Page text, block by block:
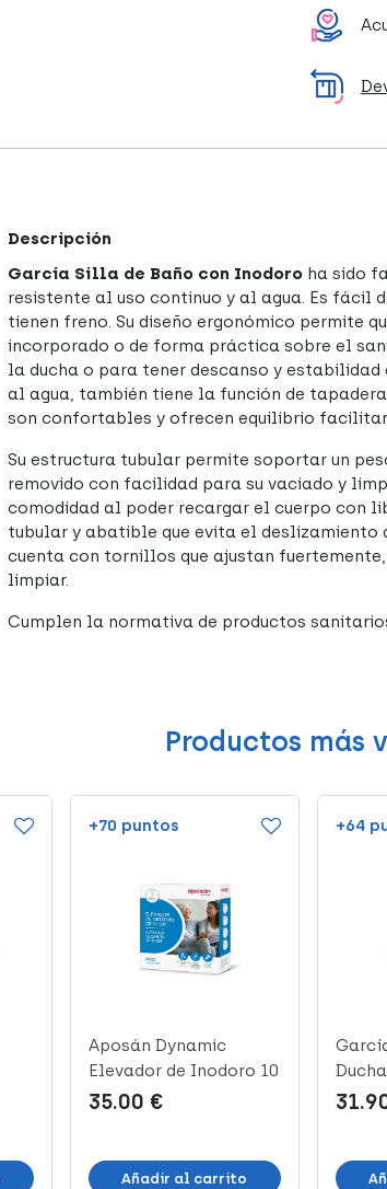
Descripción
García Silla de Baño con Inodoro ha sido
resistente al uso continuo y al agua. Es fácil
tienen freno. Su diseño ergonómico permite
incorporado o de forma práctica sobre el
la ducha o para tener descanso y
al agua, también tiene la función de
son confortables y ofrecen equilibrio
Su estructura tubular permite soportar un
removido con facilidad para su vaciado y
comodidad al poder recargar el cuerpo con
tubular y abatible que evita el deslizamiento
cuenta con tornillos que ajustan
limpiar.
Cumplen la normativa de productos
Productos más
+70 puntos
Aposán Dynamic
Elevador de Inodoro 10
cm, 1 Unid...
35.00 €
Añadir al carrito
+64